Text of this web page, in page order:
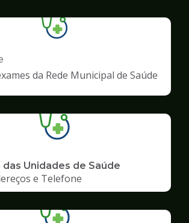
Ilustração
da
de
Saúde
da Rede Municipal de Saúde
das Unidades de Saúde
e Telefone